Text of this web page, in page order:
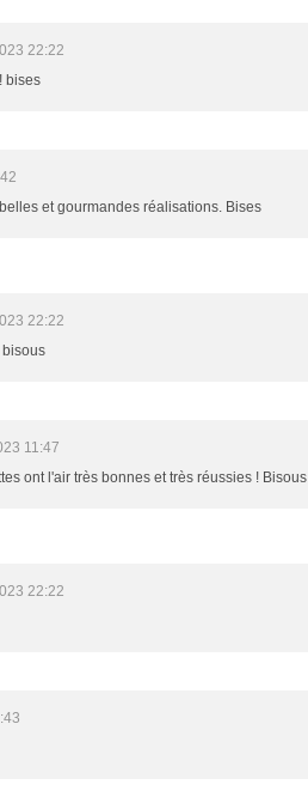
22:22
bises
et gourmandes réalisations. Bises
22:22
bisous
11:47
ont l'air très bonnes et très réussies ! Bisous
22:22